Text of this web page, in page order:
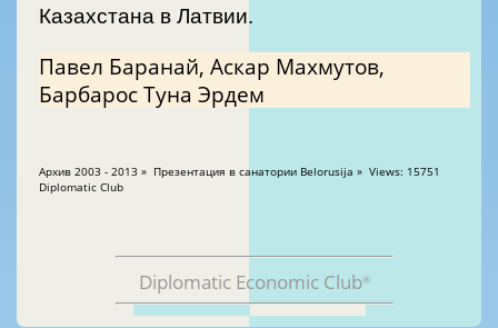
Казахстана в Латвии.
Павел Баранай, Аскар Махмутов,
Барбарос Туна Эрдем
Aрхив 2003 - 2013 » Презентация в санатории Belorusija » Views: 15751
Diplomatic Club
Diplomatic Economic Club®